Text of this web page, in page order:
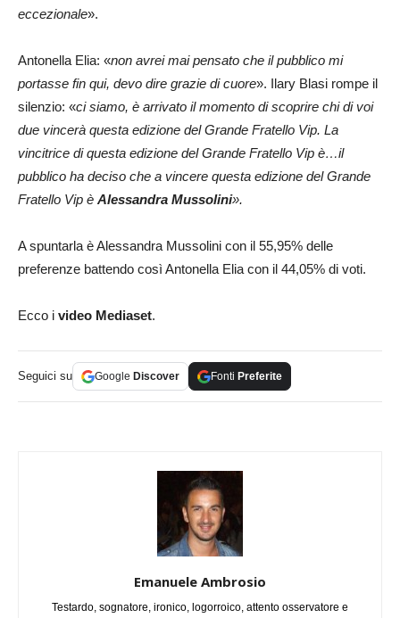
eccezionale».
Antonella Elia: «non avrei mai pensato che il pubblico mi
portasse fin qui, devo dire grazie di cuore». Ilary Blasi rompe il
silenzio: «ci siamo, è arrivato il momento di scoprire chi di voi
due vincerà questa edizione del Grande Fratello Vip. La
vincitrice di questa edizione del Grande Fratello Vip è…il
pubblico ha deciso che a vincere questa edizione del Grande
Fratello Vip è Alessandra Mussolini».
A spuntarla è Alessandra Mussolini con il 55,95% delle
preferenze battendo così Antonella Elia con il 44,05% di voti.
Ecco i video Mediaset.
Seguici su Google Discover Fonti Preferite
Emanuele Ambrosio
Testardo, sognatore, ironico, logorroico, attento osservatore e